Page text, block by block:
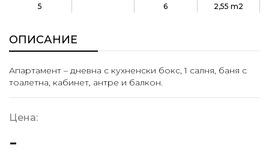
5
6
2,55 m2
ОПИСАНИЕ
Апартамент – дневна с кухненски бокс, 1 салня, баня с
тоалетна, кабинет, антре и балкон.
Цена:
-